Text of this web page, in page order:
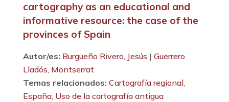
cartography as an educational and
informative resource: the case of the
provinces of Spain
Autor/es: Burgueño Rivero, Jesús | Guerrero
Lladós, Montserrat
Temas relacionados: Cartografía regional,
España, Uso de la cartografía antigua